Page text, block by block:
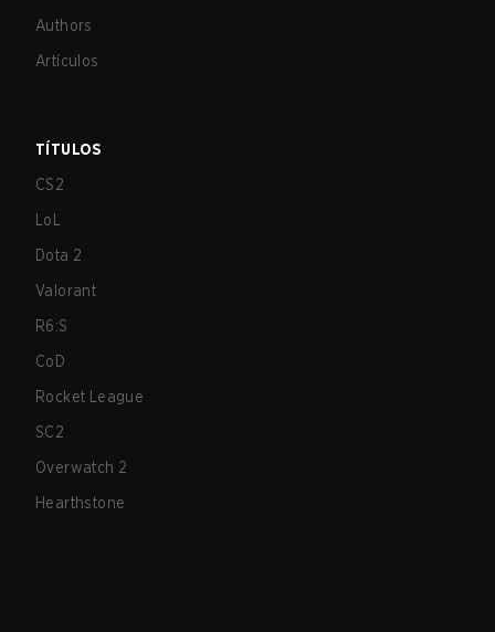
Authors
Artículos
TÍTULOS
CS2
LoL
Dota 2
Valorant
R6:S
CoD
Rocket League
SC2
Overwatch 2
Hearthstone